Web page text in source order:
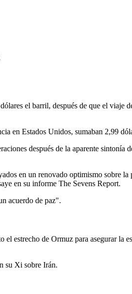
el barril, después de que el viaje
en Estados Unidos, sumaban 2,99
después de la aparente
en un renovado optimismo sobre
en su informe The Sevens Report.
acuerdo de paz".
estrecho de Ormuz para asegurar la
su Xi sobre Irán.